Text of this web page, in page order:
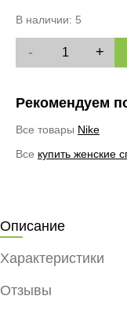
В наличии: 5
- +
Рекомендуем
Все товары Nike
Все купить женские
Описание
Характеристики
Отзывы